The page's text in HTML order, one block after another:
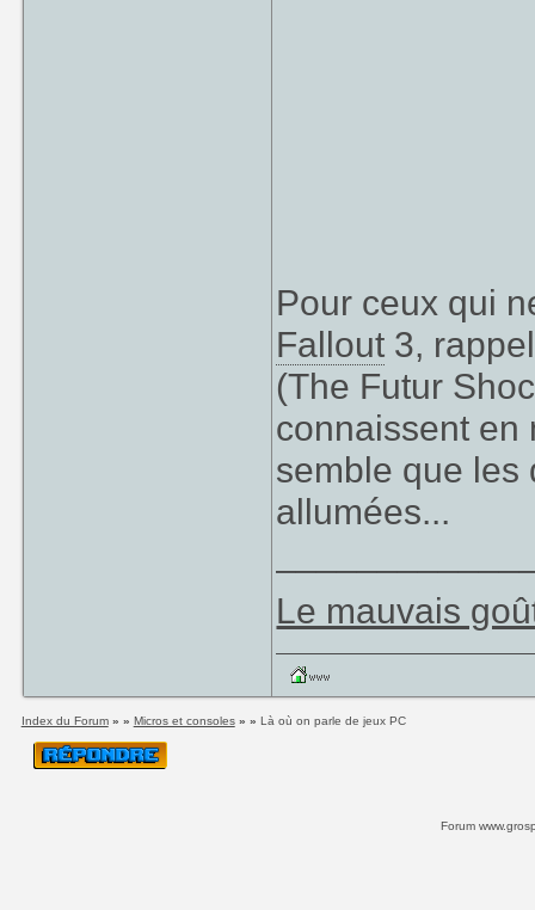
Pour ceux qui
Fallout 3,
(The Futur
connaissent en
semble que les
allumées...
Le mauvais
Index du Forum» » Micros et consoles» » Là où on parle de jeux PC
Forum